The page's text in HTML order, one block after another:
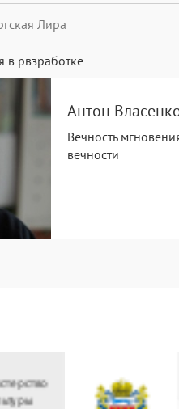
Лира
в рвзработке
Антон
Вечность
вечности
Министерство
культуры